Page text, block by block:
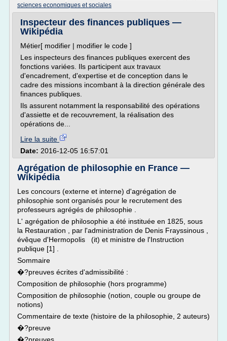
sciences economiques et sociales
Inspecteur des finances publiques —
Wikipédia
Métier[ modifier | modifier le code ]
Les inspecteurs des finances publiques exercent des
fonctions variées. Ils participent aux travaux
d'encadrement, d'expertise et de conception dans le
cadre des missions incombant à la direction générale des
finances publiques.
Ils assurent notamment la responsabilité des opérations
d'assiette et de recouvrement, la réalisation des
opérations de...
Lire la suite
Date: 2016-12-05 16:57:01
Agrégation de philosophie en France —
Wikipédia
Les concours (externe et interne) d'agrégation de
philosophie sont organisés pour le recrutement des
professeurs agrégés de philosophie .
L' agrégation de philosophie a été instituée en 1825, sous
la Restauration , par l'administration de Denis Frayssinous ,
évêque d'Hermopolis (it) et ministre de l'Instruction
publique [1] .
Sommaire
�?preuves écrites d'admissibilité :
Composition de philosophie (hors programme)
Composition de philosophie (notion, couple ou groupe de
notions)
Commentaire de texte (histoire de la philosophie, 2 auteurs)
�?preuve